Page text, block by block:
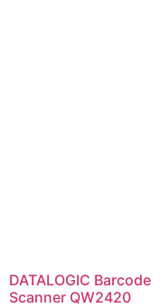
DATALOGIC Barcode
Scanner QW2420